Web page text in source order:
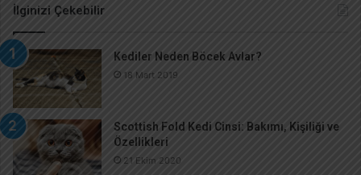
İlginizi Çekebilir
Kediler Neden Böcek Avlar?
18 Mart 2019
Scottish Fold Kedi Cinsi: Bakımı, Kişiliği ve
Özellikleri
21 Ekim 2020